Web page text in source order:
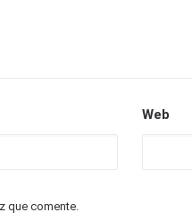
Web
que comente.